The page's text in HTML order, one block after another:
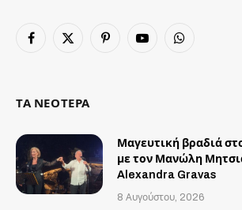
Facebook
X
PinterestYouTubeWhatsApp
ΤΑ ΝΕΟΤΕΡΑ
Μαγευτική βραδιά
με τον Μανώλη
Alexandra Gravas
8 Αυγούστου, 2026